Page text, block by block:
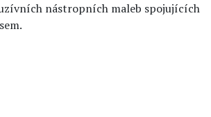
nástropních maleb spojujících